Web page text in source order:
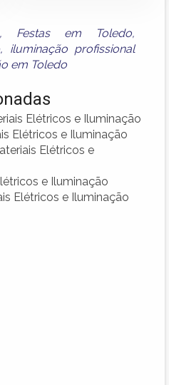
, Festas em Toledo,
, iluminação profissional
em Toledo
Elétricos e Iluminação
Elétricos e Iluminação
Elétricos e
e Iluminação
Elétricos e Iluminação